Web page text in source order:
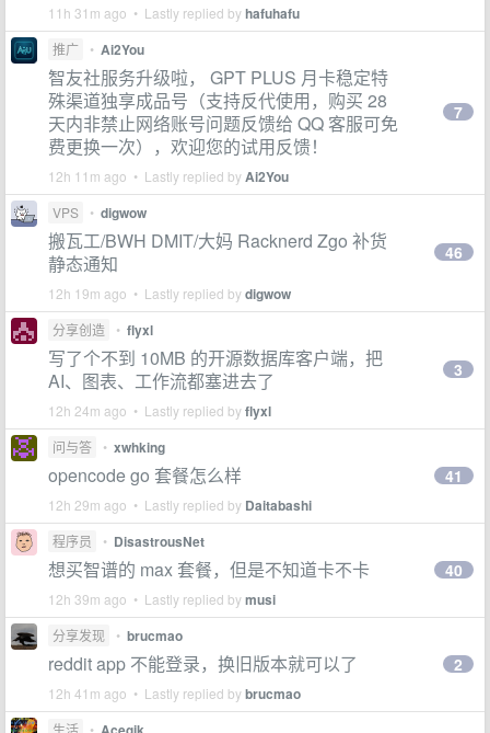
11h 31m ago • Lastly replied byhafuhafu
推广 • Ai2You
智友社服务升级啦， GPT PLUS 月卡稳定特
殊渠道独享成品号（支持反代使用，购买 28
天内非禁止网络账号问题反馈给 QQ 客服可免
费更换一次），欢迎您的试用反馈！
12h 11m ago • Lastly replied byAi2You
7
VPS • digwow
搬瓦工/BWH DMIT/大妈 Racknerd Zgo 补货
静态通知
12h 19m ago • Lastly replied bydigwow
46
分享创造 • flyxl
写了个不到 10MB 的开源数据库客户端，把
AI、图表、工作流都塞进去了
12h 24m ago • Lastly replied byflyxl
3
问与答 • xwhking
opencode go 套餐怎么样
12h 29m ago • Lastly replied by Daitabashi
41
程序员 • DisastrousNet
想买智谱的 max 套餐，但是不知道卡不卡
12h 39m ago • Lastly replied bymusi
40
分享发现 • brucmao
reddit app 不能登录，换旧版本就可以了
12h 41m ago • Lastly replied bybrucmao
2
生活 •